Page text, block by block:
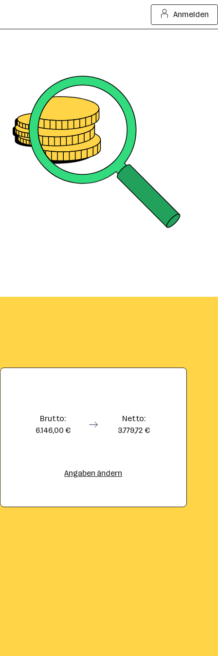
Anmelden
Brutto:
6.146,00 €
Netto:
3.779,72 €
Angaben ändern